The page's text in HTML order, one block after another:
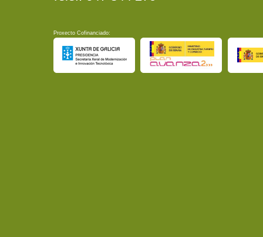
Proxecto Cofinanciado: